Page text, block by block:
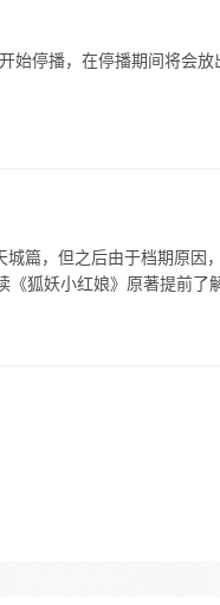
始停播，在停播期间将会放
篇，但之后由于档期原因
狐妖小红娘》原著提前了